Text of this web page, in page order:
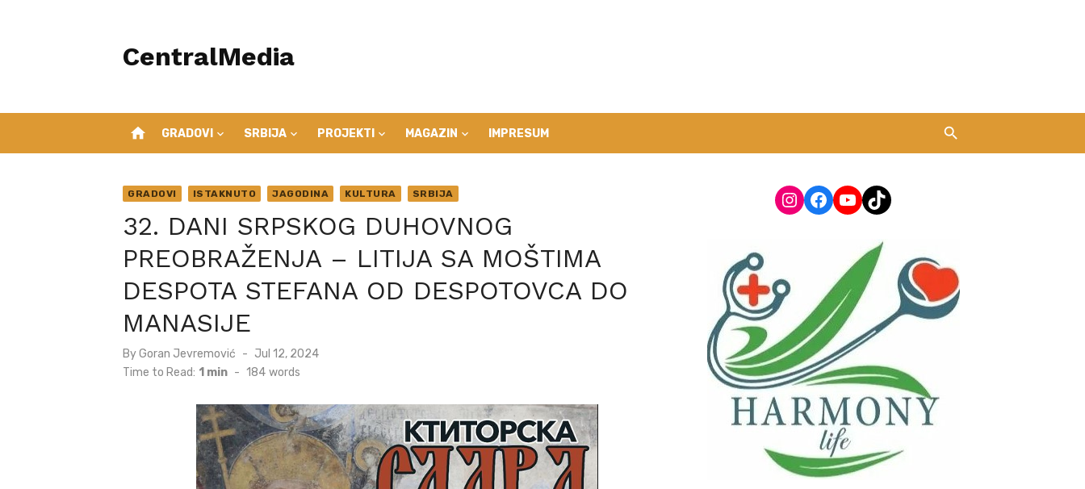
CentralMedia
home GRADOVI SRBIJA PROJEKTI MAGAZIN IMPRESUM
GRADOVI ISTAKNUTO JAGODINA KULTURA SRBIJA
32. DANI SRPSKOG DUHOVNOG
PREOBRAŽENJA – LITIJA SA MOŠTIMA
DESPOTA STEFANA OD DESPOTOVCA DO
MANASIJE
ByGoran Jevremović
Posted
on
Jul 12, 2024
Time to Read: 1 min - 184 words
Instagram
Facebook
YouTube
TikTok